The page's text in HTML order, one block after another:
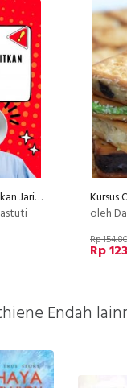
Membangkitkan Jaringan Mati Suri
oleh
Rp
Rp
Endah